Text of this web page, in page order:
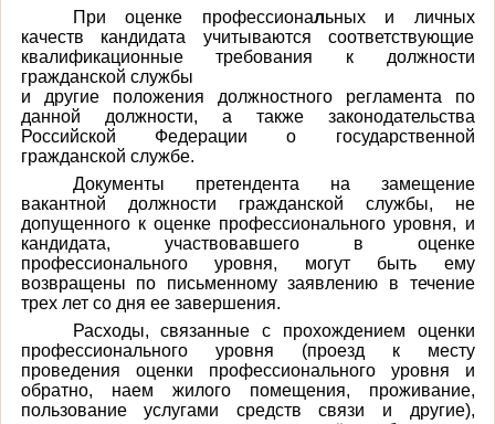
При оценке профессиональных и личных
качеств кандидата учитываются соответствующие
квалификационные требования к должности
гражданской службы
и другие положения должностного регламента по
данной должности, а также законодательства
Российской Федерации о государственной
гражданской службе.
Документы претендента на замещение
вакантной должности гражданской службы, не
допущенного к оценке профессионального уровня, и
кандидата, участвовавшего в оценке
профессионального уровня, могут быть ему
возвращены по письменному заявлению в течение
трех лет со дня ее завершения.
Расходы, связанные с прохождением оценки
профессионального уровня (проезд к месту
проведения оценки профессионального уровня и
обратно, наем жилого помещения, проживание,
пользование услугами средств связи и другие),